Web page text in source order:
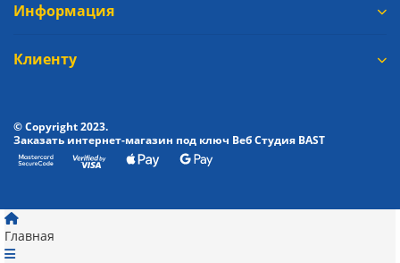
Информация
Клиенту
© Copyright 2023.
Заказать интернет-магазин под ключ Веб Студия BAST
Главная